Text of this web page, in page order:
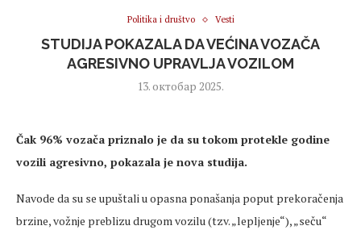
Politika i društvo Vesti
STUDIJA POKAZALA DA VEĆINA VOZAČA
AGRESIVNO UPRAVLJA VOZILOM
13. октобар 2025.
Čak 96% vozača priznalo je da su tokom protekle godine
vozili agresivno, pokazala je nova studija.
Navode da su se upuštali u opasna ponašanja poput prekoračenja
brzine, vožnje preblizu drugom vozilu (tzv.„lepljenje“), „seču“